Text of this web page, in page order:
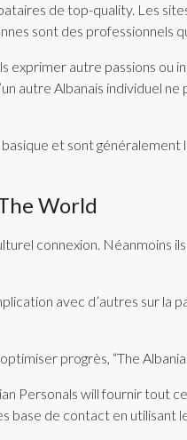
de top-quality. Les
sont des professionnels
autre passions ou
autre Albanais individuel ne
et sont
World
connexion. Néanmoins
avec d’autres sur la
progrès, “The
Personals will fournir tout
base de contact en utilisant